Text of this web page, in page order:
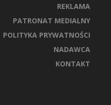
REKLAMA
PATRONAT MEDIALNY
POLITYKA PRYWATNOŚCI
NADAWCA
KONTAKT